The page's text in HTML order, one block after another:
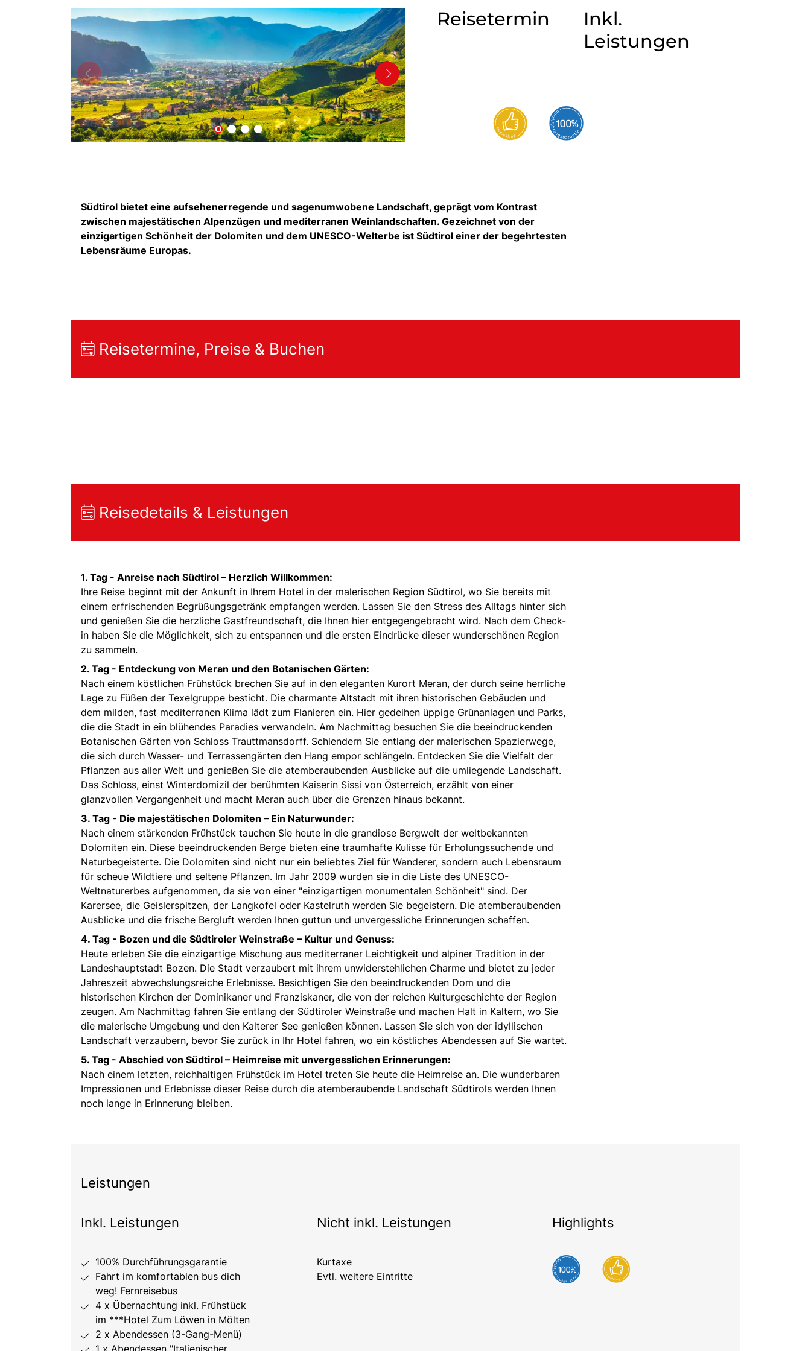
Reisetermin
Inkl.
Leistungen
Südtirol bietet eine aufsehenerregende und sagenumwobene Landschaft, geprägt vom Kontrast
zwischen majestätischen Alpenzügen und mediterranen Weinlandschaften. Gezeichnet von der
einzigartigen Schönheit der Dolomiten und dem UNESCO-Welterbe ist Südtirol einer der begehrtesten
Lebensräume Europas.
Reisetermine, Preise & Buchen
Reisedetails & Leistungen
1. Tag - Anreise nach Südtirol – Herzlich Willkommen:
Ihre Reise beginnt mit der Ankunft in Ihrem Hotel in der malerischen Region Südtirol, wo Sie bereits mit
einem erfrischenden Begrüßungsgetränk empfangen werden. Lassen Sie den Stress des Alltags hinter sich
und genießen Sie die herzliche Gastfreundschaft, die Ihnen hier entgegengebracht wird. Nach dem Check-
in haben Sie die Möglichkeit, sich zu entspannen und die ersten Eindrücke dieser wunderschönen Region
zu sammeln.
2. Tag - Entdeckung von Meran und den Botanischen Gärten:
Nach einem köstlichen Frühstück brechen Sie auf in den eleganten Kurort Meran, der durch seine herrliche
Lage zu Füßen der Texelgruppe besticht. Die charmante Altstadt mit ihren historischen Gebäuden und
dem milden, fast mediterranen Klima lädt zum Flanieren ein. Hier gedeihen üppige Grünanlagen und Parks,
die die Stadt in ein blühendes Paradies verwandeln. Am Nachmittag besuchen Sie die beeindruckenden
Botanischen Gärten von Schloss Trauttmansdorff. Schlendern Sie entlang der malerischen Spazierwege,
die sich durch Wasser- und Terrassengärten den Hang empor schlängeln. Entdecken Sie die Vielfalt der
Pflanzen aus aller Welt und genießen Sie die atemberaubenden Ausblicke auf die umliegende Landschaft.
Das Schloss, einst Winterdomizil der berühmten Kaiserin Sissi von Österreich, erzählt von einer
glanzvollen Vergangenheit und macht Meran auch über die Grenzen hinaus bekannt.
3. Tag - Die majestätischen Dolomiten – Ein Naturwunder:
Nach einem stärkenden Frühstück tauchen Sie heute in die grandiose Bergwelt der weltbekannten
Dolomiten ein. Diese beeindruckenden Berge bieten eine traumhafte Kulisse für Erholungssuchende und
Naturbegeisterte. Die Dolomiten sind nicht nur ein beliebtes Ziel für Wanderer, sondern auch Lebensraum
für scheue Wildtiere und seltene Pflanzen. Im Jahr 2009 wurden sie in die Liste des UNESCO-
Weltnaturerbes aufgenommen, da sie von einer "einzigartigen monumentalen Schönheit" sind. Der
Karersee, die Geislerspitzen, der Langkofel oder Kastelruth werden Sie begeistern. Die atemberaubenden
Ausblicke und die frische Bergluft werden Ihnen guttun und unvergessliche Erinnerungen schaffen.
4. Tag - Bozen und die Südtiroler Weinstraße – Kultur und Genuss:
Heute erleben Sie die einzigartige Mischung aus mediterraner Leichtigkeit und alpiner Tradition in der
Landeshauptstadt Bozen. Die Stadt verzaubert mit ihrem unwiderstehlichen Charme und bietet zu jeder
Jahreszeit abwechslungsreiche Erlebnisse. Besichtigen Sie den beeindruckenden Dom und die
historischen Kirchen der Dominikaner und Franziskaner, die von der reichen Kulturgeschichte der Region
zeugen. Am Nachmittag fahren Sie entlang der Südtiroler Weinstraße und machen Halt in Kaltern, wo Sie
die malerische Umgebung und den Kalterer See genießen können. Lassen Sie sich von der idyllischen
Landschaft verzaubern, bevor Sie zurück in Ihr Hotel fahren, wo ein köstliches Abendessen auf Sie wartet.
5. Tag - Abschied von Südtirol – Heimreise mit unvergesslichen Erinnerungen:
Nach einem letzten, reichhaltigen Frühstück im Hotel treten Sie heute die Heimreise an. Die wunderbaren
Impressionen und Erlebnisse dieser Reise durch die atemberaubende Landschaft Südtirols werden Ihnen
noch lange in Erinnerung bleiben.
Leistungen
Inkl. Leistungen
100% Durchführungsgarantie
Fahrt im komfortablen bus dich
weg! Fernreisebus
4 x Übernachtung inkl. Frühstück
im ***Hotel Zum Löwen in Mölten
2 x Abendessen (3-Gang-Menü)
Nicht inkl. Leistungen
Kurtaxe
Evtl. weitere Eintritte
Highlights